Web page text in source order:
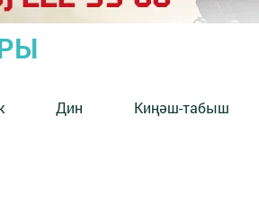
Дин Киңәш-табыш